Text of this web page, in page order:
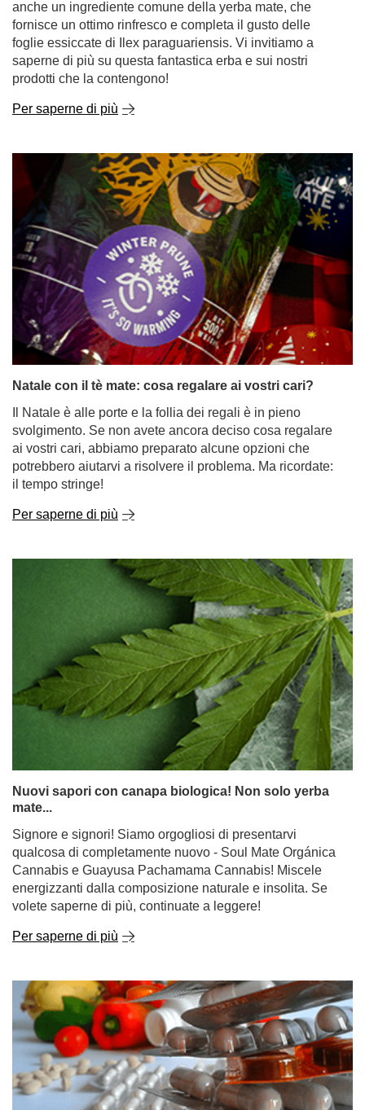
anche un ingrediente comune della yerba mate, che
fornisce un ottimo rinfresco e completa il gusto delle
foglie essiccate di Ilex paraguariensis. Vi invitiamo a
saperne di più su questa fantastica erba e sui nostri
prodotti che la contengono!
Per saperne di più
Natale con il tè mate: cosa regalare ai vostri cari?
Il Natale è alle porte e la follia dei regali è in pieno
svolgimento. Se non avete ancora deciso cosa regalare
ai vostri cari, abbiamo preparato alcune opzioni che
potrebbero aiutarvi a risolvere il problema. Ma ricordate:
il tempo stringe!
Per saperne di più
Nuovi sapori con canapa biologica! Non solo yerba
mate...
Signore e signori! Siamo orgogliosi di presentarvi
qualcosa di completamente nuovo - Soul Mate Orgánica
Cannabis e Guayusa Pachamama Cannabis! Miscele
energizzanti dalla composizione naturale e insolita. Se
volete saperne di più, continuate a leggere!
Per saperne di più